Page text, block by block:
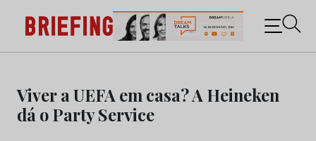
content
Briefing: Todas as notícias sobre os negócios do
Marketing e da Publicidade
Viver a UEFA em casa? A Heineken
dá o Party Service